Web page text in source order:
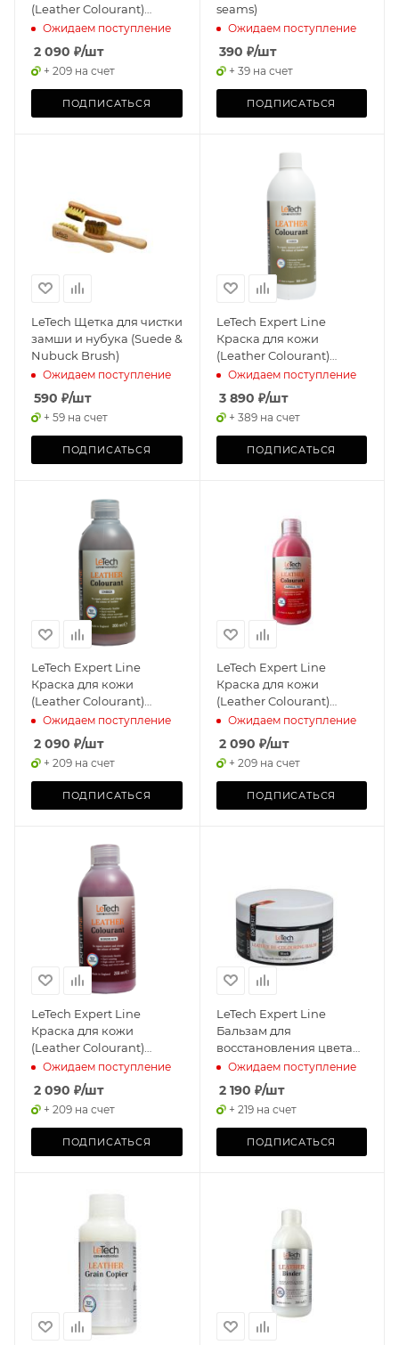
(Leather Colourant)
White, 200мл
Ожидаем поступление
2 090 ₽/шт
+ 209 на счет
ПОДПИСАТЬСЯ
seams)
Ожидаем поступление
390 ₽/шт
+ 39 на счет
ПОДПИСАТЬСЯ
LeTech Щетка для чистки
замши и нубука (Suede &
Nubuck Brush)
Ожидаем поступление
590 ₽/шт
+ 59 на счет
ПОДПИСАТЬСЯ
LeTech Expert Line
Краска для кожи
(Leather Colourant)
Umber, 500мл
Ожидаем поступление
3 890 ₽/шт
+ 389 на счет
ПОДПИСАТЬСЯ
LeTech Expert Line
Краска для кожи
(Leather Colourant)
Umber, 200мл
Ожидаем поступление
2 090 ₽/шт
+ 209 на счет
ПОДПИСАТЬСЯ
LeTech Expert Line
Краска для кожи
(Leather Colourant)
Imperial Red, 200мл
Ожидаем поступление
2 090 ₽/шт
+ 209 на счет
ПОДПИСАТЬСЯ
LeTech Expert Line
Краска для кожи
(Leather Colourant)
Bordeaux, 200мл
Ожидаем поступление
2 090 ₽/шт
+ 209 на счет
ПОДПИСАТЬСЯ
LeTech Expert Line
Бальзам для
восстановления цвета
кожи (Leather Re-
Colouring Balm ) Black
200мл
Ожидаем поступление
2 190 ₽/шт
+ 219 на счет
ПОДПИСАТЬСЯ